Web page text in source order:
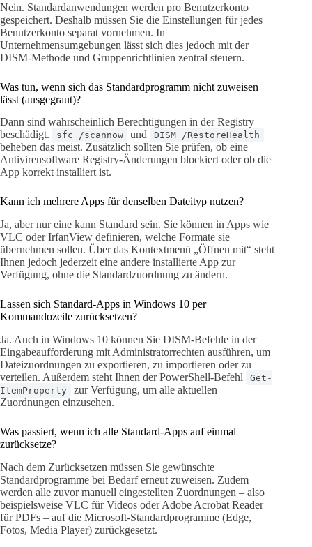
Nein. Standardanwendungen werden pro Benutzerkonto
gespeichert. Deshalb müssen Sie die Einstellungen für jedes
Benutzerkonto separat vornehmen. In
Unternehmensumgebungen lässt sich dies jedoch mit der
DISM-Methode und Gruppenrichtlinien zentral steuern.
Was tun, wenn sich das Standardprogramm nicht zuweisen
lässt (ausgegraut)?
Dann sind wahrscheinlich Berechtigungen in der Registry
beschädigt.
sfc /scannow und DISM /RestoreHealth
beheben das meist. Zusätzlich sollten Sie prüfen, ob eine
Antivirensoftware Registry-Änderungen blockiert oder ob die
App korrekt installiert ist.
Kann ich mehrere Apps für denselben Dateityp nutzen?
Ja, aber nur eine kann Standard sein. Sie können in Apps wie
VLC oder IrfanView definieren, welche Formate sie
übernehmen sollen. Über das Kontextmenü „Öffnen mit“ steht
Ihnen jedoch jederzeit eine andere installierte App zur
Verfügung, ohne die Standardzuordnung zu ändern.
Lassen sich Standard-Apps in Windows 10 per
Kommandozeile zurücksetzen?
Ja. Auch in Windows 10 können Sie DISM-Befehle in der
Eingabeaufforderung mit Administratorrechten ausführen, um
Dateizuordnungen zu exportieren, zu importieren oder zu
verteilen. Außerdem steht Ihnen der PowerShell-Befehl
Get-
ItemProperty
zur Verfügung, um alle aktuellen
Zuordnungen einzusehen.
Was passiert, wenn ich alle Standard-Apps auf einmal
zurücksetze?
Nach dem Zurücksetzen müssen Sie gewünschte
Standardprogramme bei Bedarf erneut zuweisen. Zudem
werden alle zuvor manuell eingestellten Zuordnungen – also
beispielsweise VLC für Videos oder Adobe Acrobat Reader
für PDFs – auf die Microsoft-Standardprogramme (Edge,
Fotos, Media Player) zurückgesetzt.